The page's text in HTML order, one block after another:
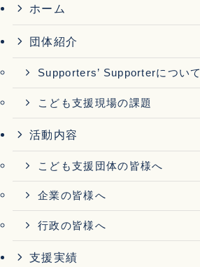
ホーム
団体紹介
Supporters’ Supporterについて
こども支援現場の課題
活動内容
こども支援団体の皆様へ
企業の皆様へ
行政の皆様へ
支援実績